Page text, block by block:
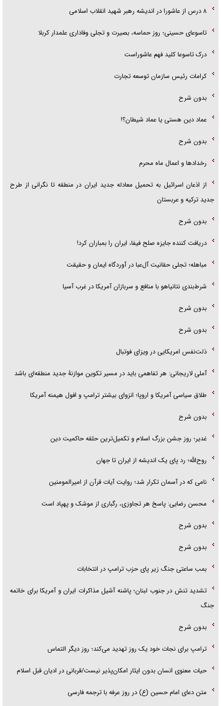
۸ درس از عاشورا در اندیشه رهبر شهید انقلاب اسلامی
تاسوعای حسینی؛ روز حماسه، بصیرت و تجلی وفاداری علمدار کربلا
درک تاسوعا کلید فهم عاشوراست
کرامات رئیس سازمان توسعه تجارت
بدون شرح
عماد دین هستی یا عماد شیطان؟!
بدون شرح
رخداد‌ها و اعمال ماه محرم
از اذعان اسرائیل به تحمیل معادله جدید ایران در منطقه تا نگرانی از طرح
جدید ترکیه و عربستان
بدون شرح
دریافت کننده جایزه صلح فیفا، ایران را بمباران کرد!
مباهله؛ تجلی حقانیت آل‌عبا در آوردگاه ایمان و حقیقت
شرط‌بندی نتانیاهو با منافع و سربازان آمریکا در غرب آسیا
بدون شرح
بدون شرح
ذلت‌نفس امریکایی در ویزای فوتبال
آملی لاریجانی: هر تفاهمی باید در مسیر تکوین موازنۀ جدید منطقه‌ای باشد
طلاق سیاسی آمریکا و اروپا؛ انزوای بیشتر ترامپ و افول هیمنه آمریکا
بدون شرح
غدیر؛ روز جشن بزرگ اسلام و تکمیل‌ترین حلقه حاکمیت دین
روح‌الله؛ رد پای یک اندیشه از ایران تا جهان
نامی که در آسمان تکرار شد؛ روایت آیات قرآن از امیرالمومنین
محسن رضایی: پاسخ هر تجاوزی، رگباری از موشک و پهپاد است
بدون شرح
بدون شرح
بمب ساعتی جنگ زیر پای حزب ترام‍پ در انتخابات
تشدید تنش در جنوب لبنان؛ پاشنه آشیل مذاکرات ایران و آمریکا برای خاتمه
جنگ
بدون شرح
ترامپ برای نجات خود یک روز تهدید می‌کند؛ روز دیگر التماس
حیات معنوی انسان بدون ایثار امکان‌پذیر نیست/قربانی در ادیان قبل اسلام
متن دعای امام حسین (ع) در روز عرفه با ترجمه فارسی